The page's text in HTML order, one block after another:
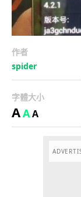
作者
spider
字體大小
AAA